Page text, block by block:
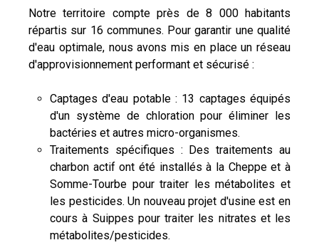
Notre territoire compte près de 8 000 habitants
répartis sur 16 communes. Pour garantir une qualité
d'eau optimale, nous avons mis en place un réseau
d'approvisionnement performant et sécurisé :
Captages d'eau potable : 13 captages équipés
d'un système de chloration pour éliminer les
bactéries et autres micro-organismes.
Traitements spécifiques : Des traitements au
charbon actif ont été installés à la Cheppe et à
Somme-Tourbe pour traiter les métabolites et
les pesticides. Un nouveau projet d'usine est en
cours à Suippes pour traiter les nitrates et les
métabolites/pesticides.